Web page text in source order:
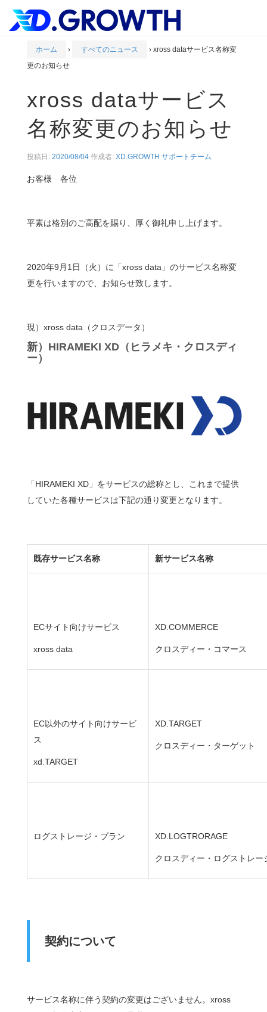
ホーム › すべてのニュース › xross dataサービス名称変
更のお知らせ
xross dataサービス
名称変更のお知らせ
投稿日: 2020/08/04作成者: XD.GROWTH サポートチーム
お客様 各位
平素は格別のご高配を賜り、厚く御礼申し上げます。
2020年9月1日（火）に「xross data」のサービス名称変
更を行いますので、お知らせ致します。
現）xross data（クロスデータ）
新）HIRAMEKI XD（ヒラメキ・クロスディ
ー）
「HIRAMEKI XD」をサービスの総称とし、これまで提供
していた各種サービスは下記の通り変更となります。
既存サービス名称 新サービス名称
ECサイト向けサービス
xross data
XD.COMMERCE
クロスディー・コマース
EC以外のサイト向けサービ
ス
xd.TARGET
XD.TARGET
クロスディー・ターゲット
ログストレージ・プラン XD.LOGTRORAGE
クロスディー・ログストレー
契約について
サービス名称に伴う契約の変更はございません。xross